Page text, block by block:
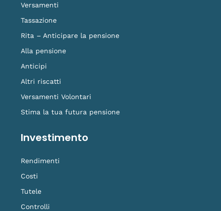
Versamenti
Tassazione
Rita – Anticipare la pensione
Alla pensione
Anticipi
Altri riscatti
Versamenti Volontari
Stima la tua futura pensione
Investimento
Rendimenti
Costi
Tutele
Controlli